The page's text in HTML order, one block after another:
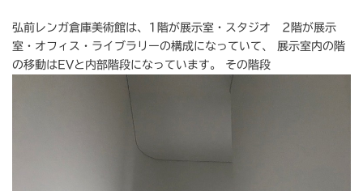
弘前レンガ倉庫美術館は、1階が展示室・スタジオ 2階が展示
室・オフィス・ライブラリーの構成になっていて、 展示室内の階
の移動はEVと内部階段になっています。 その階段